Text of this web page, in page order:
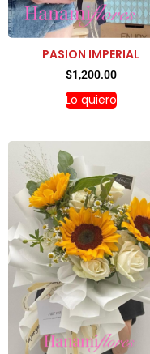
PASION IMPERIAL
$1,200.00
Lo quiero